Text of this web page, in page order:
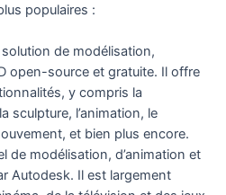
populaires :
de modélisation,
open-source et gratuite. Il offre
y compris la
sculpture, l’animation, le
et bien plus encore.
de modélisation, d’animation et
Autodesk. Il est largement